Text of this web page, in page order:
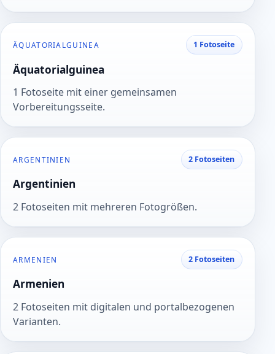
ÄQUATORIALGUINEA 1 Fotoseite
Äquatorialguinea
1 Fotoseite mit einer gemeinsamen
Vorbereitungsseite.
ARGENTINIEN 2 Fotoseiten
Argentinien
2 Fotoseiten mit mehreren Fotogrößen.
ARMENIEN 2 Fotoseiten
Armenien
2 Fotoseiten mit digitalen und portalbezogenen
Varianten.